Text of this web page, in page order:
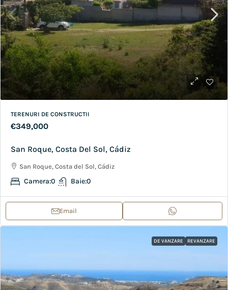
TERENURI DE CONSTRUCTII
€349,000
San Roque, Costa Del Sol, Cádiz
San Roque, Costa del Sol, Cádiz
Camera:0 Baie:0
Email
DE VANZARE REVANZARE